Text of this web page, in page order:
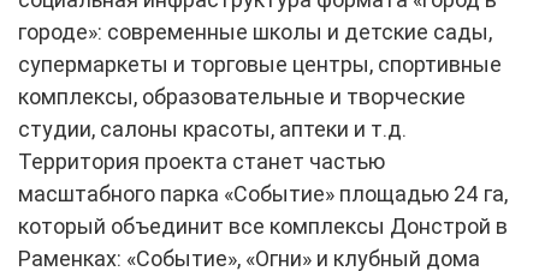
городе»: современные школы и детские сады,
супермаркеты и торговые центры, спортивные
комплексы, образовательные и творческие
студии, салоны красоты, аптеки и т.д.
Территория проекта станет частью
масштабного парка «Событие» площадью 24 га,
который объединит все комплексы Донстрой в
Раменках: «Событие», «Огни» и клубный дома